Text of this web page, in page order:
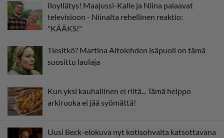
Iloyllätys! Maajussi-Kalle ja Niina palaavat
televisioon - Niinalta rehellinen reaktio:
"KÄÄKS!"
Tiesitkö? Martina Aitolehden isäpuoli on tämä
suosittu laulaja
Kun yksi kauhallinen ei riitä... Tämä helppo
arkiruoka ei jää syömättä!
Uusi Beck-elokuva nyt kotisohvalta katsottavana